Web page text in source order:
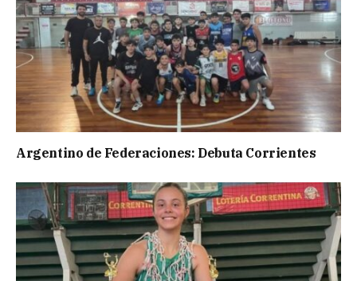
Argentino de Federaciones: Debuta Corrientes